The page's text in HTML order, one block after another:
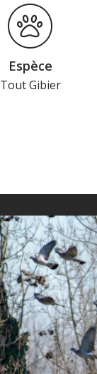
Espèce
Tout Gibier